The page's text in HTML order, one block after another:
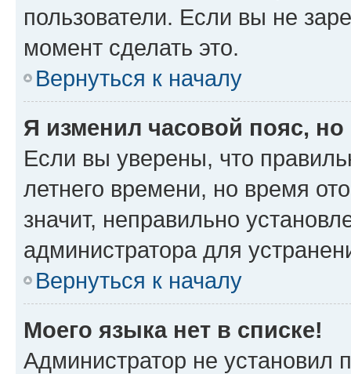
пользователи. Если вы не
момент сделать это.
Вернуться к началу
Я изменил часовой пояс,
Если вы уверены, что
летнего времени, но время
значит, неправильно
администратора для
Вернуться к началу
Моего языка нет в списке!
Администратор не установил